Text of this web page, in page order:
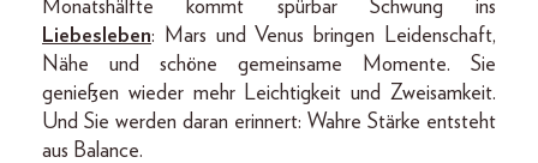
Monatshälfte kommt spürbar Schwung ins
Liebesleben: Mars und Venus bringen Leidenschaft,
Nähe und schöne gemeinsame Momente. Sie
genießen wieder mehr Leichtigkeit und Zweisamkeit.
Und Sie werden daran erinnert: Wahre Stärke entsteht
aus Balance.